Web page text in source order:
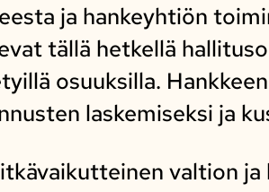
ja hankeyhtiön
tällä hetkellä
osuuksilla.
laskemiseksi ja
valtion